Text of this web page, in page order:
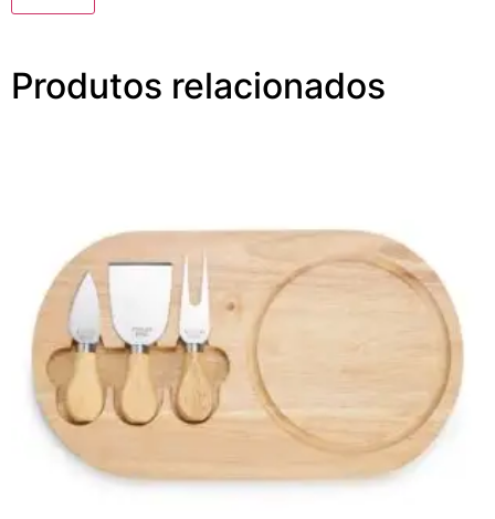
Produtos relacionados